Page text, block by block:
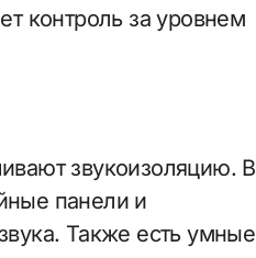
контроль за уровнем
звукоизоляцию. В
панели и
Также есть умные